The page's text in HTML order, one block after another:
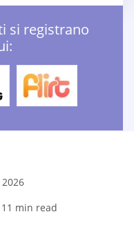
si registrano
11 min read